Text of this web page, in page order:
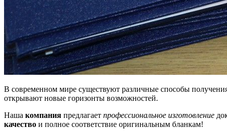
В современном мире существуют различные способы
открывают новые горизонты возможностей.
Наша компания предлагает профессиональное изготовление
качество и полное соответствие оригинальным бланкам!